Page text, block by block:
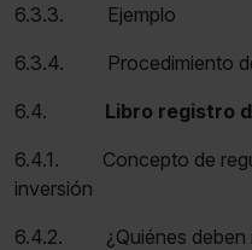
6.3.3. Ejemplo
6.3.4. Procedimiento de
6.4. Libro registro
6.4.1. Concepto de
inversión
6.4.2. ¿Quiénes deben